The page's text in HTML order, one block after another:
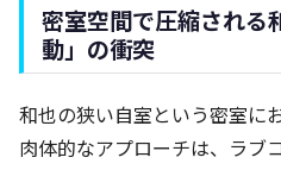
密室空間で圧縮される
動」の衝突
和也の狭い自室という密室に
肉体的なアプローチは、ラブ